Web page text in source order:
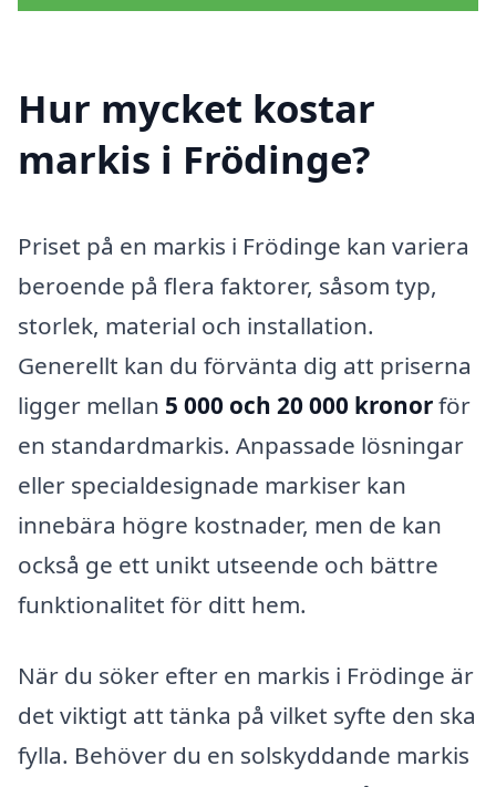
Hur mycket kostar
markis i Frödinge?
Priset på en markis i Frödinge kan variera
beroende på flera faktorer, såsom typ,
storlek, material och installation.
Generellt kan du förvänta dig att priserna
ligger mellan 5 000 och 20 000 kronorför
en standardmarkis. Anpassade lösningar
eller specialdesignade markiser kan
innebära högre kostnader, men de kan
också ge ett unikt utseende och bättre
funktionalitet för ditt hem.
När du söker efter en markis i Frödinge är
det viktigt att tänka på vilket syfte den ska
fylla. Behöver du en solskyddande markis